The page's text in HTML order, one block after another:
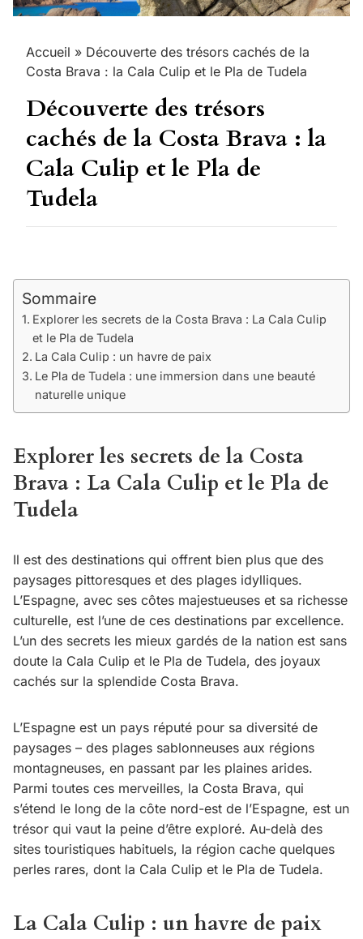
Accueil » Découverte des trésors cachés de la
Costa Brava : la Cala Culip et le Pla de Tudela
Découverte des trésors
cachés de la Costa Brava : la
Cala Culip et le Pla de
Tudela
Sommaire
Explorer les secrets de la Costa Brava : La Cala Culip
et le Pla de Tudela
La Cala Culip : un havre de paix
Le Pla de Tudela : une immersion dans une beauté
naturelle unique
Explorer les secrets de la Costa
Brava : La Cala Culip et le Pla de
Tudela
Il est des destinations qui offrent bien plus que des
paysages pittoresques et des plages idylliques.
L’Espagne, avec ses côtes majestueuses et sa richesse
culturelle, est l’une de ces destinations par excellence.
L’un des secrets les mieux gardés de la nation est sans
doute la Cala Culip et le Pla de Tudela, des joyaux
cachés sur la splendide Costa Brava.
L’Espagne est un pays réputé pour sa diversité de
paysages – des plages sablonneuses aux régions
montagneuses, en passant par les plaines arides.
Parmi toutes ces merveilles, la Costa Brava, qui
s’étend le long de la côte nord-est de l’Espagne, est un
trésor qui vaut la peine d’être exploré. Au-delà des
sites touristiques habituels, la région cache quelques
perles rares, dont la Cala Culip et le Pla de Tudela.
La Cala Culip : un havre de paix